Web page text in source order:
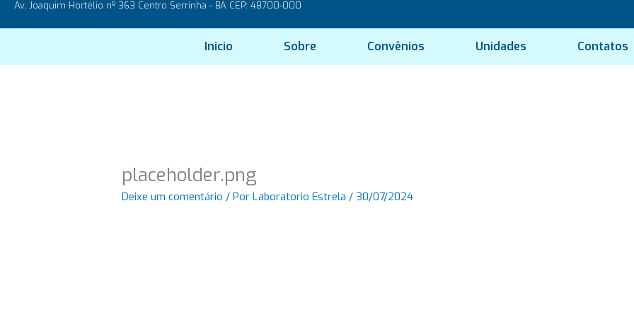
para
Av. Joaquim Hortélio nº 363 Centro Serrinha - BA CEP: 48700-000
Inicio Sobre Convênios Unidades Contatos
placeholder.png
Deixe um comentário / PorLaboratorio Estrela/ 30/07/2024